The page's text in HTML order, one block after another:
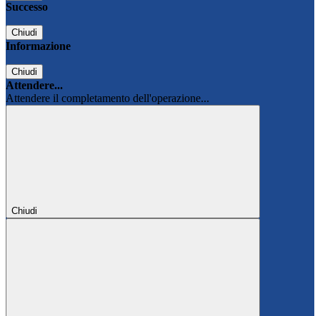
Successo
Chiudi
Informazione
Chiudi
Attendere...
Attendere il completamento dell'operazione...
Chiudi